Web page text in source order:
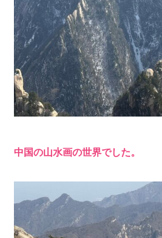
中国の山水画の世界でした。